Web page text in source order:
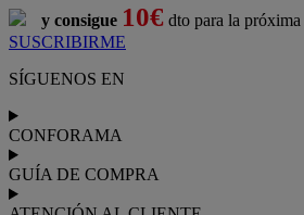
y consigue 10€ dto para la próxima
SUSCRIBIRME
SÍGUENOS EN
CONFORAMA
GUÍA DE COMPRA